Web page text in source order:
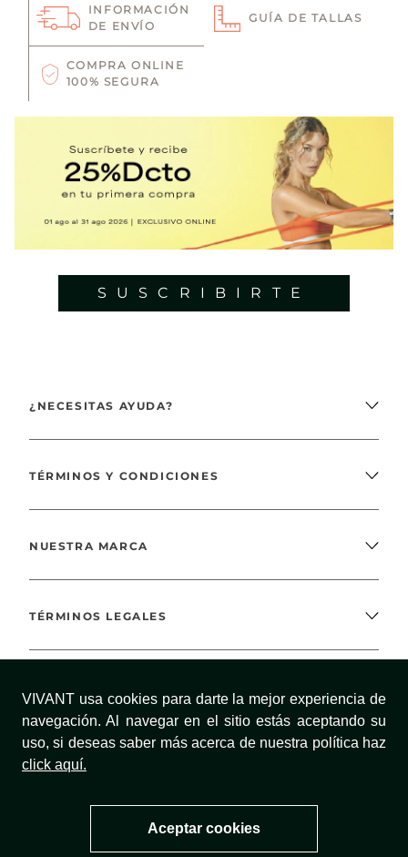
VIVANT usa cookies para darte la mejor experiencia de
navegación. Al navegar en el sitio estás aceptando su
uso, si deseas saber más acerca de nuestra política haz
click aquí.
Aceptar cookies
INFORMACIÓN
DE ENVÍO
GUÍA DE TALLAS
COMPRA ONLINE
100% SEGURA
SUSCRIBIRTE
¿NECESITAS AYUDA?
TÉRMINOS Y CONDICIONES
NUESTRA MARCA
TÉRMINOS LEGALES